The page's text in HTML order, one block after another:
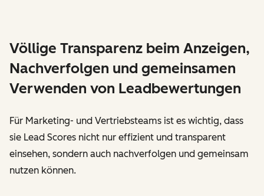
Völlige Transparenz beim Anzeigen,
Nachverfolgen und gemeinsamen
Verwenden von Leadbewertungen
Für Marketing- und Vertriebsteams ist es wichtig, dass
sie Lead Scores nicht nur effizient und transparent
einsehen, sondern auch nachverfolgen und gemeinsam
nutzen können.